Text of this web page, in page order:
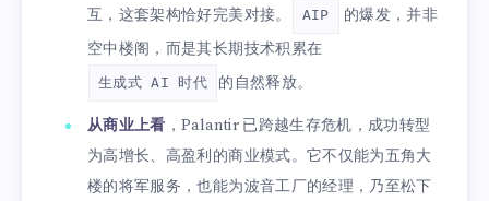
互，这套架构恰好完美对接。
AIP
的爆发，并非
空中楼阁，而是其长期技术积累在
生成式 AI 时代 的自然释放。
从商业上看 ，Palantir 已跨越生存危机，成功转型
为高增长、高盈利的商业模式。它不仅能为五角大
楼的将军服务，也能为波音工厂的经理，乃至松下